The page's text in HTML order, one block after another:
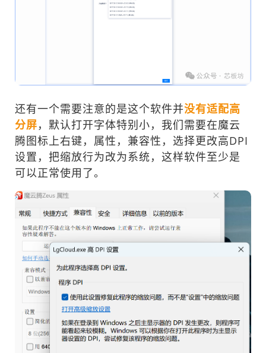
还有一个需要注意的是这个软件并没有适配高
分屏，默认打开字体特别小，我们需要在魔云
腾图标上右键，属性，兼容性，选择更改高DPI
设置，把缩放行为改为系统，这样软件至少是
可以正常使用了。